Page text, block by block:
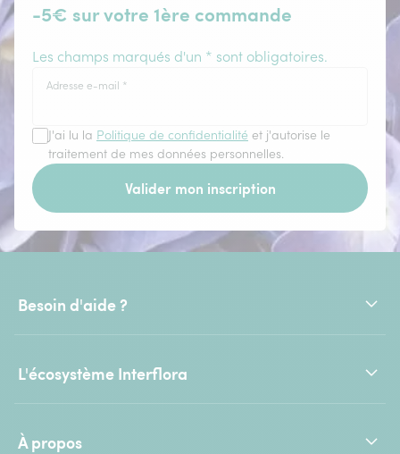
-5€ sur votre 1ère commande
Les champs marqués d'un * sont obligatoires.
Adresse e-mail *
J'ai lu la Politique de confidentialité et j'autorise le
traitement de mes données personnelles.
Valider mon inscription
Besoin d'aide ?
L'écosystème Interflora
À propos